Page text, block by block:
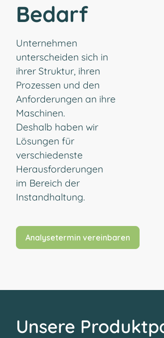
Bedarf
Unternehmen
unterscheiden sich in
ihrer Struktur, ihren
Prozessen und den
Anforderungen an ihre
Maschinen.
Deshalb haben wir
Lösungen für
verschiedenste
Herausforderungen
im Bereich der
Instandhaltung.
Analysetermin vereinbaren
Unsere